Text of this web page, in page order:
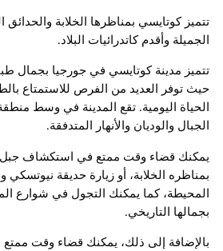
تتميز كوتايسي بمناظرها الخلابة والحدائق
الجميلة وأقدم كاتدرائيات البلاد.
تتميز مدينة كوتايسي في جورجيا بجمال
حيث توفر العديد من الفرص للاستمتاع
الحياة اليومية. تقع المدينة في وسط
الجبال والوديان والأنهار المتدفقة.
يمكنك قضاء وقت ممتع في استكشاف جبل
بمناظره الخلابة، أو زيارة حديقة نيوتسكي
المحيطة، كما يمكنك التجول في شوارع
بجمالها التاريخي.
بالإضافة إلى ذلك، يمكنك قضاء وقت